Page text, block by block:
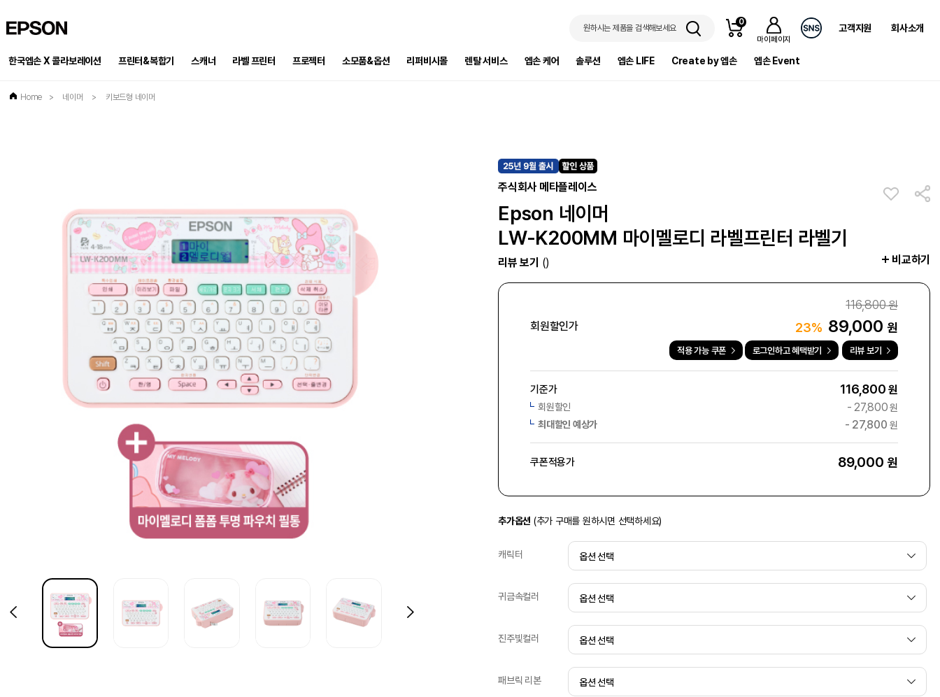
원하시는 제품을 검색해보세요
0
마이페이지
고객지원 회사소개
한국엡손 X 콜라보레이션 프린터&복합기 스캐너 라벨 프린터 프로젝터 소모품&옵션 리퍼비시몰 렌탈 서비스 엡손 케어 솔루션 엡손 LIFE Create by 엡손 엡손 Event
Home > 네이머 > 키보드형 네이머
주식회사 메타플레이스
Epson 네이머
LW-K200MM 마이멜로디 라벨프린터 라벨기
리뷰 보기 () 비교하기
116,800원
회원할인가
23% 89,000원
적용 가능 쿠폰 로그인하고 혜택받기 리뷰 보기
기준가 116,800원
회원할인 - 27,800원
최대할인 예상가
- 27,800 원
쿠폰적용가 89,000 원
추가옵션 (추가 구매를 원하시면 선택하세요)
캐릭터
귀금속컬러
진주빛컬러
패브릭 리본